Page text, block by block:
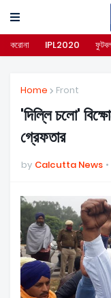
করোনা IPL2020
Home Front
'দিল্লি চলো'
গ্রেফতার
by Calcutta News